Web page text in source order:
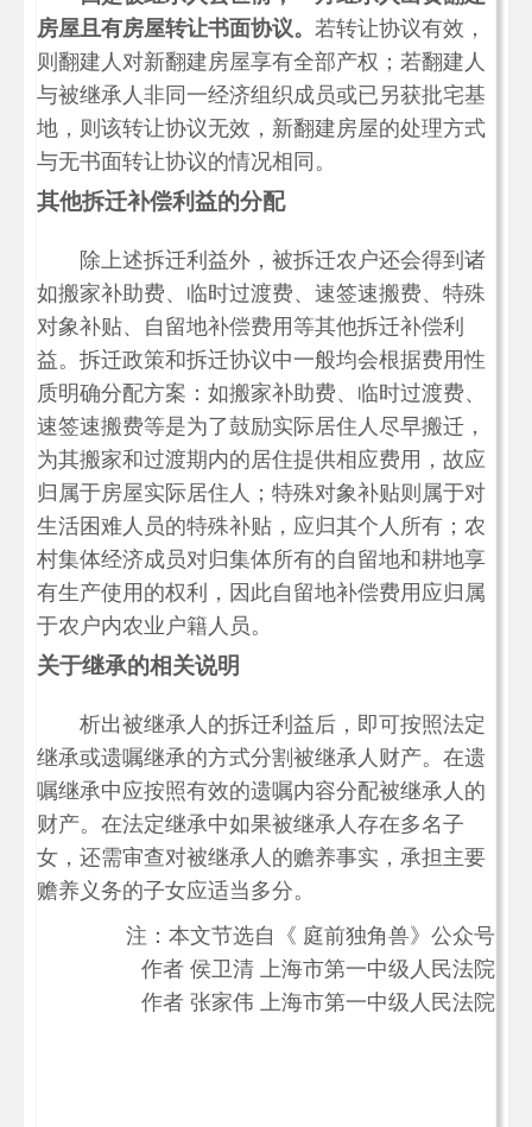
房屋且有房屋转让书面协议。 若转让协议有效，
则翻建人对新翻建房屋享有全部产权；若翻建人
与被继承人非同一经济组织成员或已另获批宅基
地，则该转让协议无效，新翻建房屋的处理方式
与无书面转让协议的情况相同。
其他拆迁补偿利益的分配
除上述拆迁利益外，被拆迁农户还会得到诸
如搬家补助费、临时过渡费、速签速搬费、特殊
对象补贴、自留地补偿费用等其他拆迁补偿利
益。拆迁政策和拆迁协议中一般均会根据费用性
质明确分配方案：如搬家补助费、临时过渡费、
速签速搬费等是为了鼓励实际居住人尽早搬迁，
为其搬家和过渡期内的居住提供相应费用，故应
归属于房屋实际居住人；特殊对象补贴则属于对
生活困难人员的特殊补贴，应归其个人所有；农
村集体经济成员对归集体所有的自留地和耕地享
有生产使用的权利，因此自留地补偿费用应归属
于农户内农业户籍人员。
关于继承的相关说明
析出被继承人的拆迁利益后，即可按照法定
继承或遗嘱继承的方式分割被继承人财产。在遗
嘱继承中应按照有效的遗嘱内容分配被继承人的
财产。在法定继承中如果被继承人存在多名子
女，还需审查对被继承人的赡养事实，承担主要
赡养义务的子女应适当多分。
注：本文节选自《 庭前独角兽》公众号
作者 侯卫清 上海市第一中级人民法院
作者 张家伟 上海市第一中级人民法院